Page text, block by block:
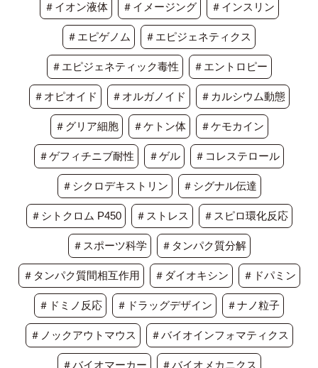
＃イオン液体 ＃イメージング ＃インスリン
＃エピゲノム ＃エピジェネティクス
＃エピジェネティック毒性 ＃エントロピー
＃オピオイド ＃オルガノイド ＃カルシウム動態
＃グリア細胞 ＃ケトン体 ＃ケモカイン
＃ゲフィチニブ耐性 ＃ゲル ＃コレステロール
＃シクロデキストリン ＃シグナル伝達
＃シトクロム P450 ＃ストレス ＃スピロ環化反応
＃スポーツ科学 ＃タンパク質分解
＃タンパク質間相互作用 ＃ダイオキシン ＃ドパミン
＃ドミノ反応 ＃ドラッグデザイン ＃ナノ粒子
＃ノックアウトマウス ＃バイオインフォマティクス
＃バイオマーカー ＃バイオメカニクス